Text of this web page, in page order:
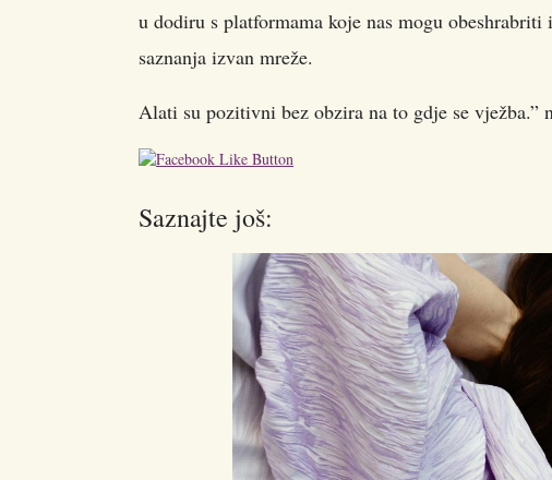
u dodiru s platformama koje nas mogu
saznanja izvan mreže.
Alati su pozitivni bez obzira na to gdje se vježba.”
Saznajte još: